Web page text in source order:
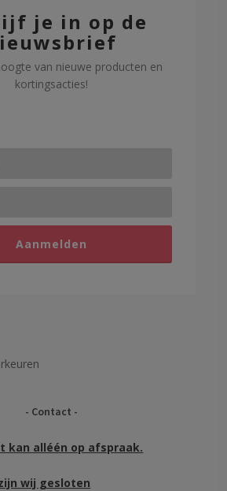
je in op de
van nieuwe producten en
kortingsacties!
Aanmelden
Contact
kan alléén op afspraak.
wij gesloten